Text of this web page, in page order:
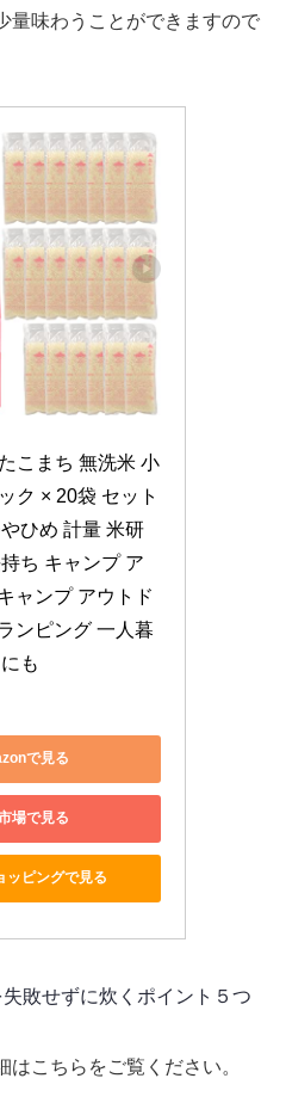
量味わうことができますので
こまち 無洗米 小
ク × 20袋 セット
ひめ 計量 米研
ち キャンプ ア
ャンプ アウトド
ンピング 一人暮
も
で見る
場で見る
ッピングで見る
敗せずに炊くポイント５つ
こちらをご覧ください。